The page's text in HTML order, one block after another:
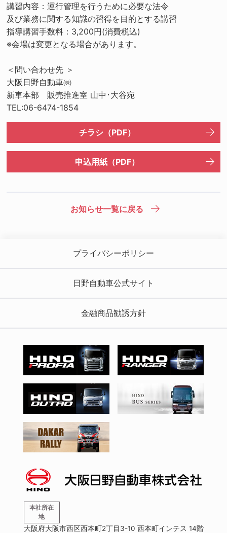
講習内容：運行管理を行うために必要な法令
及び業務に関する知識の習得を目的とする講習
指導講習手数料：3,200円(消費税込)
※会場は変更となる場合があります。
＜問い合わせ先 ＞
大阪日野自動車㈱
新車本部 販売推進室 山中･大谷宛
TEL:06-6474-1854
チラシ（PDF）
申込用紙（PDF）
お知らせ一覧に戻る
プライバシーポリシー
日野自動車公式サイト
金融商品勧誘方針
本社所在
地
大阪府大阪市西区西本町2丁目3-10 西本町インテス 14階